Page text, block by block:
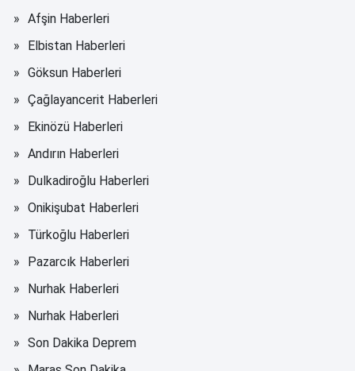
Afşin Haberleri
Elbistan Haberleri
Göksun Haberleri
Çağlayancerit Haberleri
Ekinözü Haberleri
Andırın Haberleri
Dulkadiroğlu Haberleri
Onikişubat Haberleri
Türkoğlu Haberleri
Pazarcık Haberleri
Nurhak Haberleri
Nurhak Haberleri
Son Dakika Deprem